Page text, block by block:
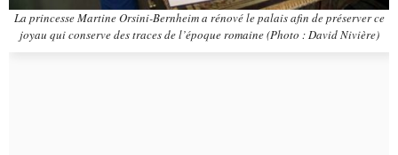
La princesse Martine Orsini-Bernheim a rénové le palais afin de préserver ce
joyau qui conserve des traces de l’époque romaine(Photo : David Nivière)